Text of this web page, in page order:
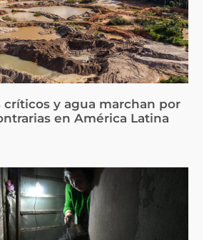
críticos y agua marchan por
en América Latina